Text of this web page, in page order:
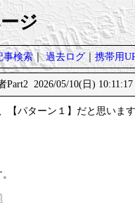
ジ
事検索｜過去ログ｜携帯用
Part2 2026/05/10(日) 10:11:17
パターン１】だと思います